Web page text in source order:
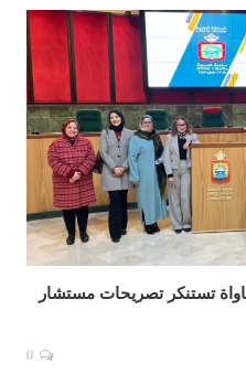
تستنكر تصريحات مستشار